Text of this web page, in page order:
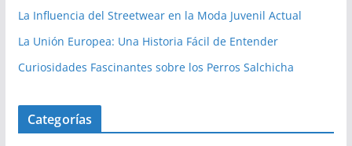
La Influencia del Streetwear en la Moda Juvenil Actual
La Unión Europea: Una Historia Fácil de Entender
Curiosidades Fascinantes sobre los Perros Salchicha
Categorías